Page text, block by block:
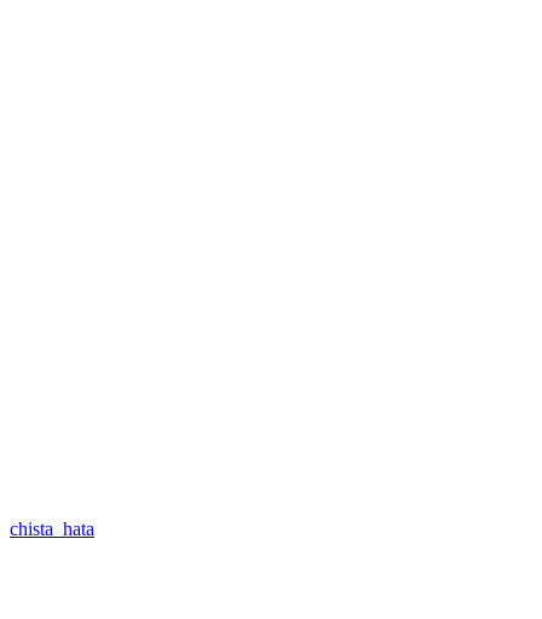
chista_hata